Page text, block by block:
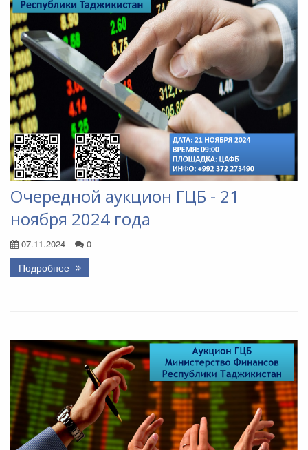
Очередной аукцион ГЦБ - 21
ноября 2024 года
07.11.2024 0
Подробнее